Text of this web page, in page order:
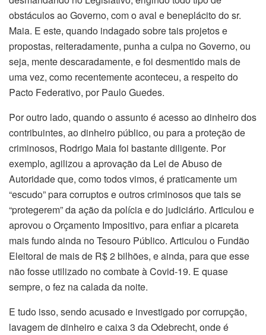
obstáculos ao Governo, com o aval e beneplácito do sr.
Maia. E este, quando indagado sobre tais projetos e
propostas, reiteradamente, punha a culpa no Governo, ou
seja, mente descaradamente, e foi desmentido mais de
uma vez, como recentemente aconteceu, a respeito do
Pacto Federativo, por Paulo Guedes.
Por outro lado, quando o assunto é acesso ao dinheiro dos
contribuintes, ao dinheiro público, ou para a proteção de
criminosos, Rodrigo Maia foi bastante diligente. Por
exemplo, agilizou a aprovação da Lei de Abuso de
Autoridade que, como todos vimos, é praticamente um
“escudo” para corruptos e outros criminosos que tais se
“protegerem” da ação da polícia e do judiciário. Articulou e
aprovou o Orçamento Impositivo, para enfiar a picareta
mais fundo ainda no Tesouro Público. Articulou o Fundão
Eleitoral de mais de R$ 2 bilhões, e ainda, para que esse
não fosse utilizado no combate à Covid-19. E quase
sempre, o fez na calada da noite.
E tudo isso, sendo acusado e investigado por corrupção,
lavagem de dinheiro e caixa 3 da Odebrecht, onde é